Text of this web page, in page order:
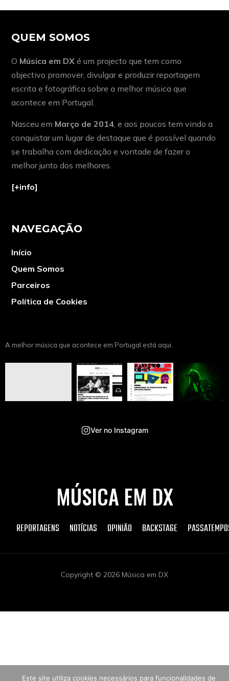
QUEM SOMOS
O Música em DX é um projecto que tem como
objectivo promover, divulgar e produzir reportagem
escrita e fotográfica sobre a melhor música que
acontece em Portugal.
Nasceu em Março de 2014, e aos poucos tem vindo a
conquistar um lugar de destaque que é possível quando
se trabalha com dedicação e vontade de fazer o
melhor junto dos melhores.
[+info]
NAVEGAÇÃO
Início
Quem Somos
Parceiros
Política de Cookies
A melhor música que acontece em Portugal está aqui.
Ver no Instagram
MÚSICA EM DX
REPORTAGENS NOTÍCIAS OPINIÃO BACKSTAGE
Copyright © 2026 Música em DX
Este site utiliza cookies necessários para funcionalidades de